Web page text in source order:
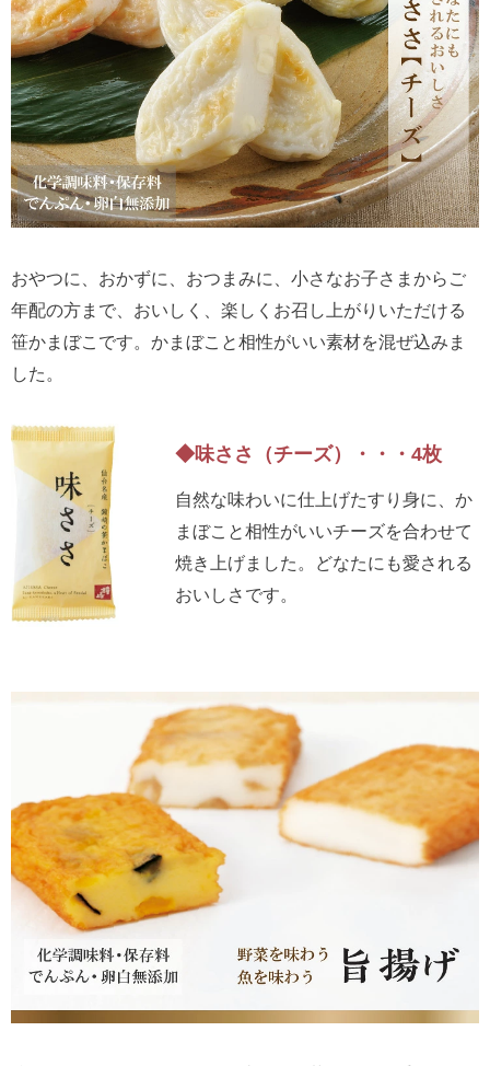
おやつに、おかずに、おつまみに、小さなお子さまからご
年配の方まで、おいしく、楽しくお召し上がりいただける
笹かまぼこです。かまぼこと相性がいい素材を混ぜ込みま
した。
◆味ささ（チーズ）・・・4枚
自然な味わいに仕上げたすり身に、か
まぼこと相性がいいチーズを合わせて
焼き上げました。どなたにも愛される
おいしさです。